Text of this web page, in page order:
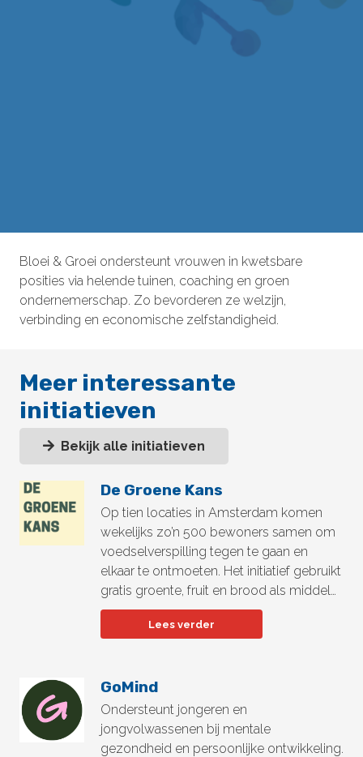
Bloei & Groei ondersteunt vrouwen in kwetsbare
posities via helende tuinen, coaching en groen
ondernemerschap. Zo bevorderen ze welzijn,
verbinding en economische zelfstandigheid.
Meer interessante
initiatieven
Bekijk alle initiatieven
De Groene Kans
Op tien locaties in Amsterdam komen
wekelijks zo’n 500 bewoners samen om
voedselverspilling tegen te gaan en
elkaar te ontmoeten. Het initiatief gebruikt
gratis groente, fruit en brood als middel…
Lees verder
GoMind
Ondersteunt jongeren en
jongvolwassenen bij mentale
gezondheid en persoonlijke ontwikkeling.